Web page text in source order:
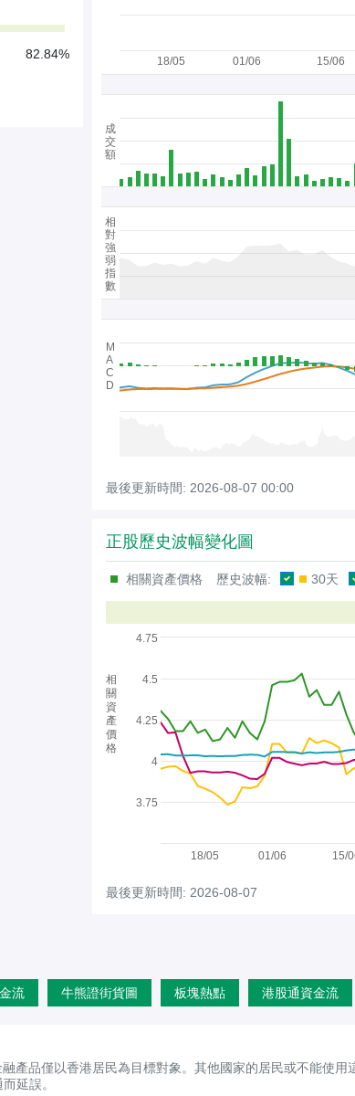
82.84%
18/05 01/06 15/06
成
交
額
相
對
強
弱
指
數
M
A
C
D
最後更新時間: 2026-08-07 00:00
正股歷史波幅變化圖
相關資產價格 歷史波幅: 30天
18/05 01/06 15/
3.75
4
4.25
4.5
4.75
相
關
資
產
價
格
最後更新時間: 2026-08-07
流 牛熊證街貨圖 板塊熱點 港股通資金流
產品僅以香港居民為目標對象。其他國家的居民或不能使
延誤。